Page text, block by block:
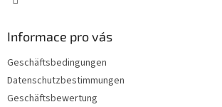
Informace pro vás
Geschäftsbedingungen
Datenschutzbestimmungen
Geschäftsbewertung